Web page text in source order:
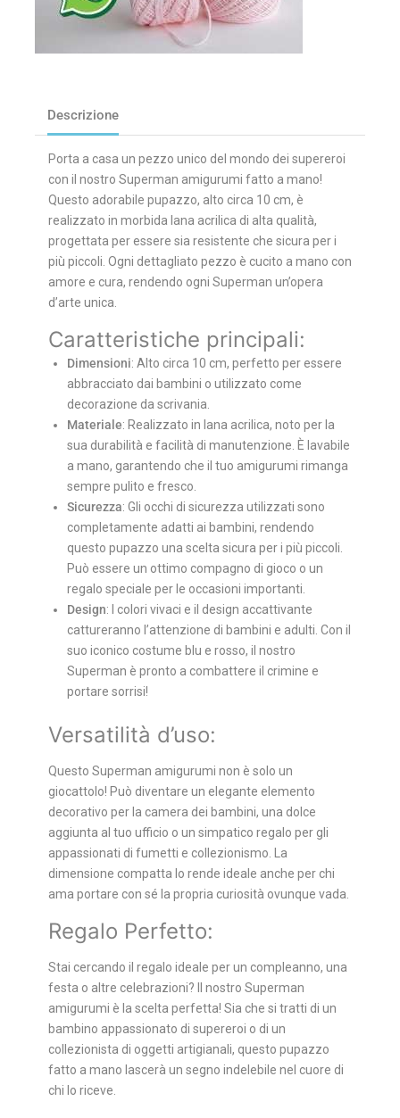
Descrizione
Porta a casa un pezzo unico del mondo dei supereroi
con il nostro Superman amigurumi fatto a mano!
Questo adorabile pupazzo, alto circa 10 cm, è
realizzato in morbida lana acrilica di alta qualità,
progettata per essere sia resistente che sicura per i
più piccoli. Ogni dettagliato pezzo è cucito a mano con
amore e cura, rendendo ogni Superman un’opera
d’arte unica.
Caratteristiche principali:
Dimensioni: Alto circa 10 cm, perfetto per essere
abbracciato dai bambini o utilizzato come
decorazione da scrivania.
Materiale: Realizzato in lana acrilica, noto per la
sua durabilità e facilità di manutenzione. È lavabile
a mano, garantendo che il tuo amigurumi rimanga
sempre pulito e fresco.
Sicurezza: Gli occhi di sicurezza utilizzati sono
completamente adatti ai bambini, rendendo
questo pupazzo una scelta sicura per i più piccoli.
Può essere un ottimo compagno di gioco o un
regalo speciale per le occasioni importanti.
Design: I colori vivaci e il design accattivante
cattureranno l’attenzione di bambini e adulti. Con il
suo iconico costume blu e rosso, il nostro
Superman è pronto a combattere il crimine e
portare sorrisi!
Versatilità d’uso:
Questo Superman amigurumi non è solo un
giocattolo! Può diventare un elegante elemento
decorativo per la camera dei bambini, una dolce
aggiunta al tuo ufficio o un simpatico regalo per gli
appassionati di fumetti e collezionismo. La
dimensione compatta lo rende ideale anche per chi
ama portare con sé la propria curiosità ovunque vada.
Regalo Perfetto:
Stai cercando il regalo ideale per un compleanno, una
festa o altre celebrazioni? Il nostro Superman
amigurumi è la scelta perfetta! Sia che si tratti di un
bambino appassionato di supereroi o di un
collezionista di oggetti artigianali, questo pupazzo
fatto a mano lascerà un segno indelebile nel cuore di
chi lo riceve.